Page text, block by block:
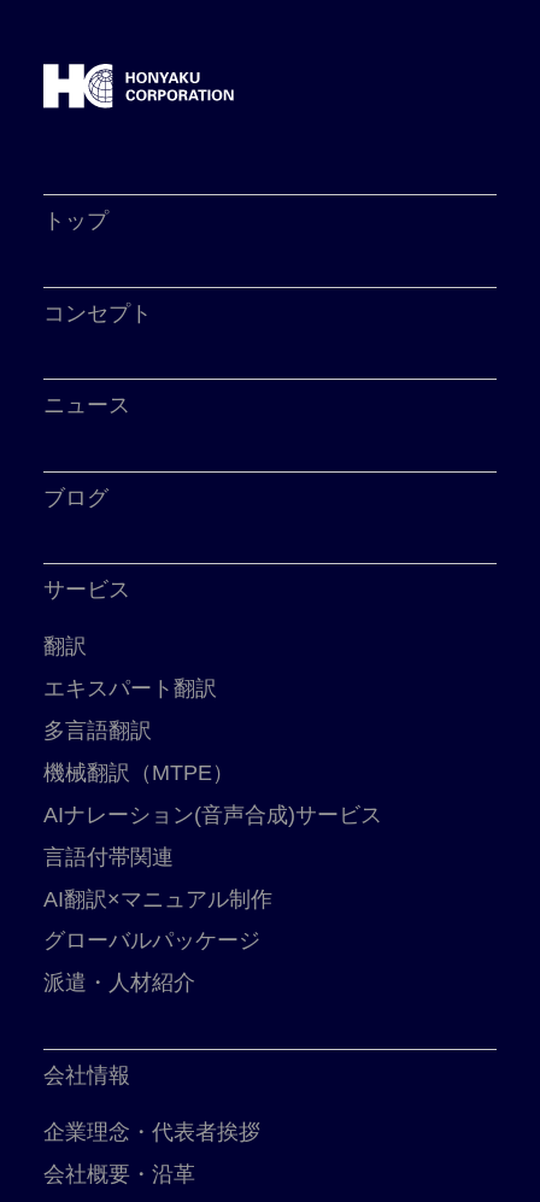
トップ
コンセプト
ニュース
ブログ
サービス
翻訳
エキスパート翻訳
多言語翻訳
機械翻訳（MTPE）
AIナレーション(音声合成)サービス
言語付帯関連
AI翻訳×マニュアル制作
グローバルパッケージ
派遣・人材紹介
会社情報
企業理念・代表者挨拶
会社概要・沿革